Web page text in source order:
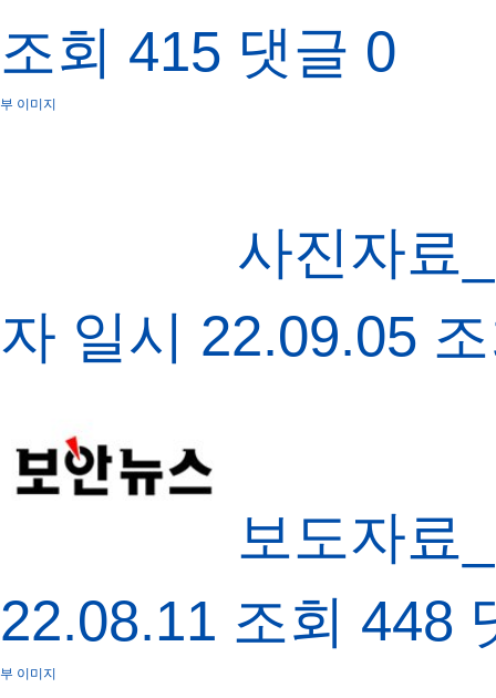
조회 415 댓글 0
사진자료_
자 일시 22.09.05
보도자료_
22.08.11 조회 448